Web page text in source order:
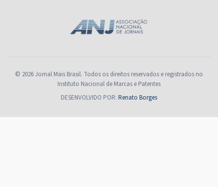
© 2026 Jornal Mais Brasil. Todos os direitos reservados e registrados no
Instituto Nacional de Marcas e Patentes
DESENVOLVIDO POR: Renato Borges